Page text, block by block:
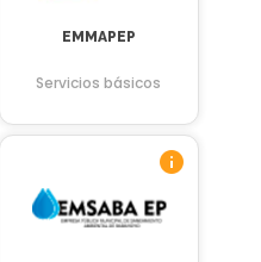
EMMAPEP
Servicios básicos